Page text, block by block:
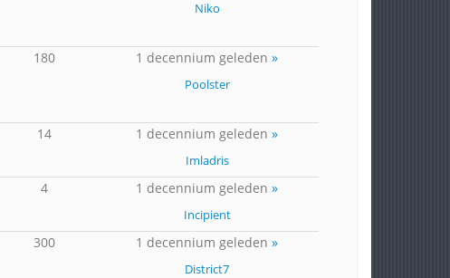
Niko
180 1 decennium geleden»
Poolster
14 1 decennium geleden»
Imladris
4 1 decennium geleden»
Incipient
300 1 decennium geleden»
District7